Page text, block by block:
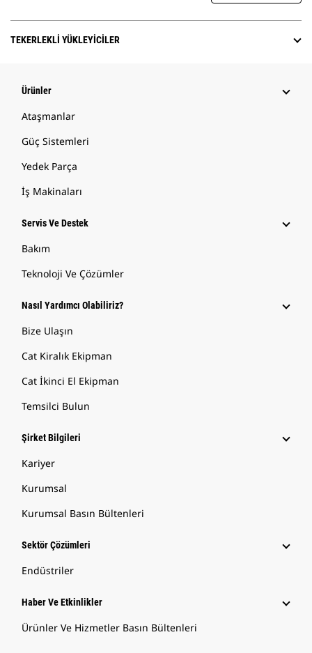
TEKERLEKLI YÜKLEYICILER
Ürünler
Ataşmanlar
Güç Sistemleri
Yedek Parça
İş Makinaları
Servis Ve Destek
Bakım
Teknoloji Ve Çözümler
Nasıl Yardımcı Olabiliriz?
Bize Ulaşın
Cat Kiralık Ekipman
Cat İkinci El Ekipman
Temsilci Bulun
Şirket Bilgileri
Kariyer
Kurumsal
Kurumsal Basın Bültenleri
Sektör Çözümleri
Endüstriler
Haber Ve Etkinlikler
Ürünler Ve Hizmetler Basın Bültenleri